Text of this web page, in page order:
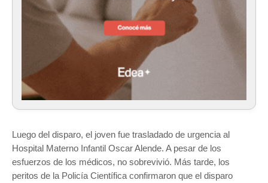
Luego del disparo, el joven fue trasladado de urgencia al
Hospital Materno Infantil Oscar Alende. A pesar de los
esfuerzos de los médicos, no sobrevivió. Más tarde, los
peritos de la Policía Científica confirmaron que el disparo